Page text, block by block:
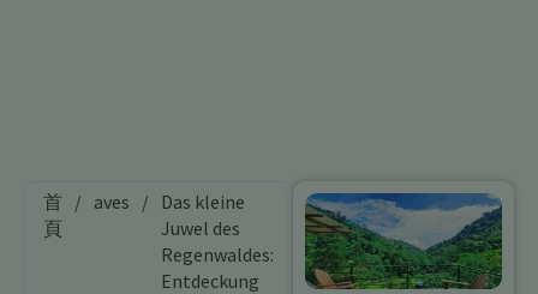
首
頁
/ aves / Das kleine
Juwel des
Regenwaldes:
Entdeckung